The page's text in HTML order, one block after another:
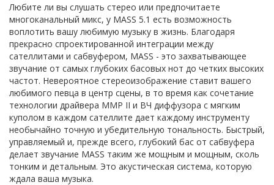
Любите ли вы слушать стерео или предпочитаете
многоканальный микс, у MASS 5.1 есть возможность
воплотить вашу любимую музыку в жизнь. Благодаря
прекрасно спроектированной интеграции между
сателлитами и сабвуфером, MASS - это захватывающее
звучание от самых глубоких басовых нот до четких высоких
частот. Невероятное стереоизображение ставит вашего
любимого певца в центр сцены, в то время как сочетание
технологии драйвера MMP II и ВЧ диффузора с мягким
куполом в каждом сателлите дает каждому инструменту
необычайно точную и убедительную тональность. Быстрый,
управляемый и, прежде всего, глубокий бас от сабвуфера
делает звучание MASS таким же мощным и мощным, сколь
тонким и детальным. Это акустическая система, которую
ждала ваша музыка.